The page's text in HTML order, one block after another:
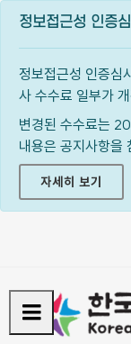
정보접근성 인증
정보접근성 인증심
사 수수료 일부가
변경된 수수료는
내용은 공지사항을
자세히 보기